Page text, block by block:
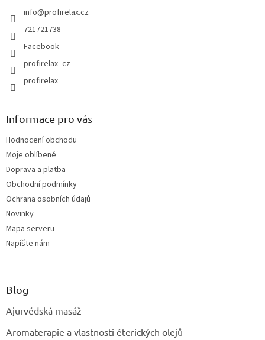
info@profirelax.cz
721721738
Facebook
profirelax_cz
profirelax
Informace pro vás
Hodnocení obchodu
Moje oblíbené
Doprava a platba
Obchodní podmínky
Ochrana osobních údajů
Novinky
Mapa serveru
Napište nám
Blog
Ajurvédská masáž
Aromaterapie a vlastnosti éterických olejů